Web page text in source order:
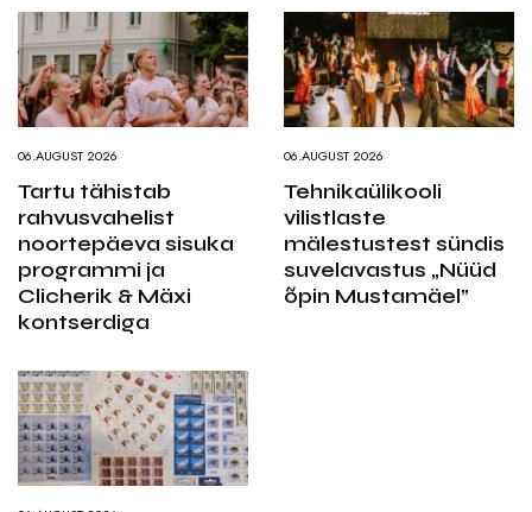
06.AUGUST 2026
Tartu tähistab
rahvusvahelist
noortepäeva sisuka
programmi ja
Clicherik & Mäxi
kontserdiga
06.AUGUST 2026
Tehnikaülikooli
vilistlaste
mälestustest sündis
suvelavastus „Nüüd
õpin Mustamäel”